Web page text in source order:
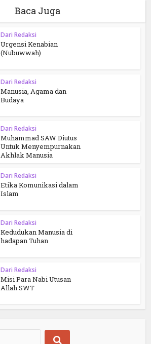
Baca Juga
Dari Redaksi
Urgensi Kenabian
(Nubuwwah)
Dari Redaksi
Manusia, Agama dan
Budaya
Dari Redaksi
Muhammad SAW Diutus
Untuk Menyempurnakan
Akhlak Manusia
Dari Redaksi
Etika Komunikasi dalam
Islam
Dari Redaksi
Kedudukan Manusia di
hadapan Tuhan
Dari Redaksi
Misi Para Nabi Utusan
Allah SWT